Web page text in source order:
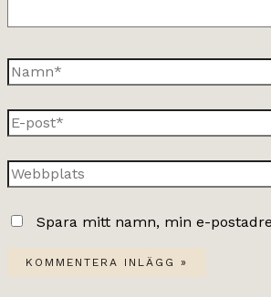
Namn*
E-
post*
Webbplats
Spara mitt namn, min e-